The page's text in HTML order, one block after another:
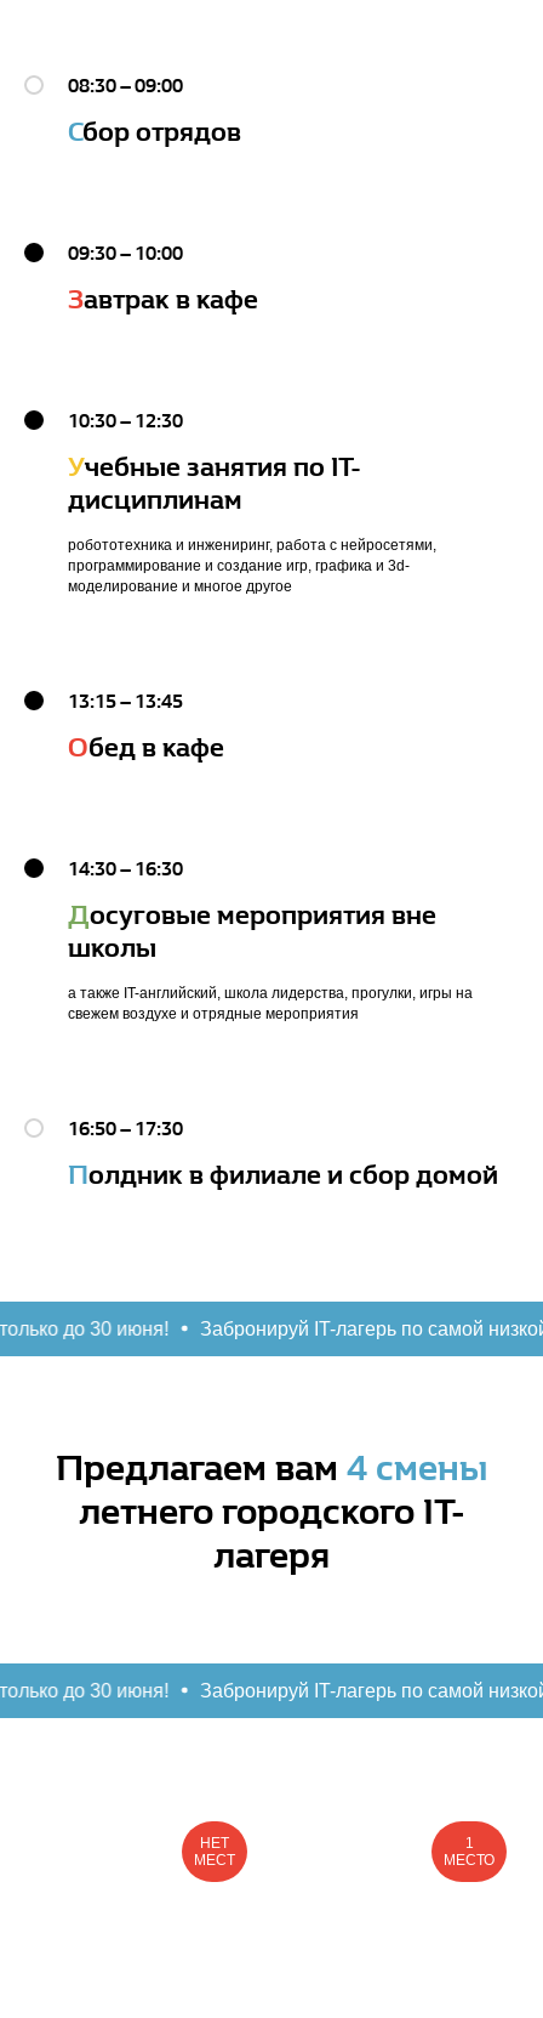
08:30 – 09:00
Сбор отрядов
09:30 – 10:00
Завтрак в кафе
10:30 – 12:30
Учебные занятия по IT-
дисциплинам
робототехника и инжениринг, работа с нейросетями,
программирование и создание игр, графика и 3d-
моделирование и многое другое
13:15 – 13:45
Обед в кафе
14:30 – 16:30
Досуговые мероприятия вне
школы
а также IT-английский, школа лидерства, прогулки, игры на
свежем воздухе и отрядные мероприятия
16:50 – 17:30
Полдник в филиале и сбор домой
30 июня! Забронируй IT-лагерь по самой низкой цене
Предлагаем вам 4 смены
летнего городского IT-
лагеря
30 июня! Забронируй IT-лагерь по самой низкой цене
НЕТ
МЕСТ
1
МЕСТО